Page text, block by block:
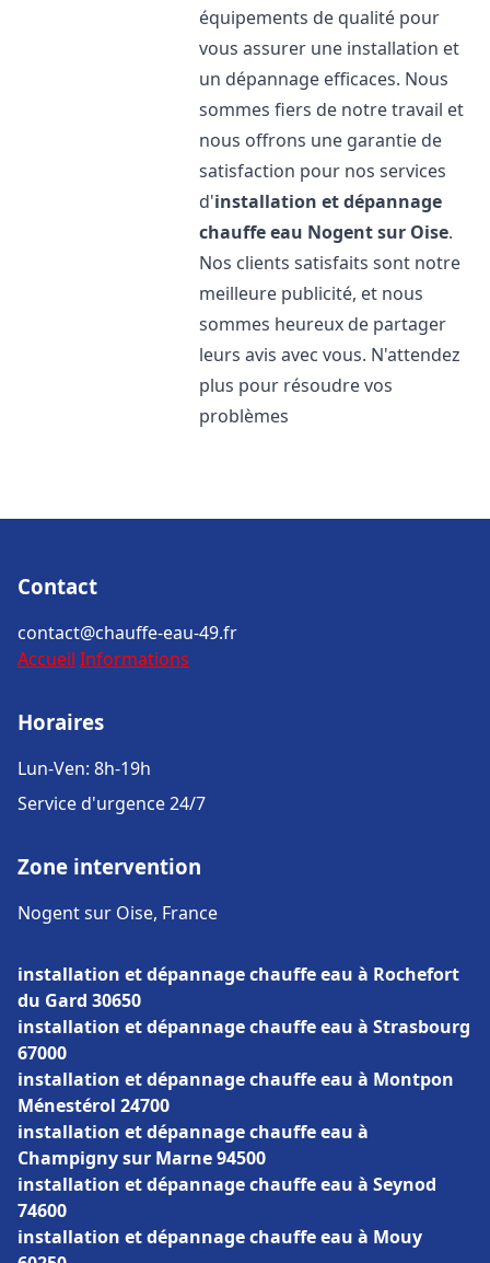
équipements de qualité pour
vous assurer une installation et
un dépannage efficaces. Nous
sommes fiers de notre travail et
nous offrons une garantie de
satisfaction pour nos services
d'installation et dépannage
chauffe eau Nogent sur Oise.
Nos clients satisfaits sont notre
meilleure publicité, et nous
sommes heureux de partager
leurs avis avec vous. N'attendez
plus pour résoudre vos
problèmes
Contact
contact@chauffe-eau-49.fr
Accueil Informations
Horaires
Lun-Ven: 8h-19h
Service d'urgence 24/7
Zone intervention
Nogent sur Oise, France
installation et dépannage chauffe eau à Rochefort
du Gard 30650
installation et dépannage chauffe eau à Strasbourg
67000
installation et dépannage chauffe eau à Montpon
Ménestérol 24700
installation et dépannage chauffe eau à
Champigny sur Marne 94500
installation et dépannage chauffe eau à Seynod
74600
installation et dépannage chauffe eau à Mouy